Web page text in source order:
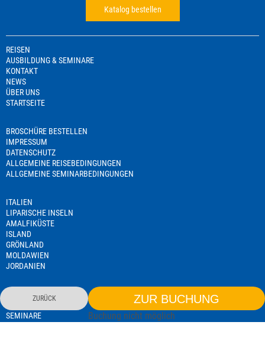
ZURÜCK ZUR BUCHUNG
Buchung nicht möglich
Katalog bestellen
REISEN
AUSBILDUNG & SEMINARE
KONTAKT
NEWS
ÜBER UNS
STARTSEITE
BROSCHÜRE BESTELLEN
IMPRESSUM
DATENSCHUTZ
ALLGEMEINE REISEBEDINGUNGEN
ALLGEMEINE SEMINARBEDINGUNGEN
ITALIEN
LIPARISCHE INSELN
AMALFIKÜSTE
ISLAND
GRÖNLAND
MOLDAWIEN
JORDANIEN
NAMIBIA
SEMINARE